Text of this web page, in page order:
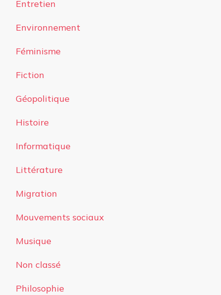
Entretien
Environnement
Féminisme
Fiction
Géopolitique
Histoire
Informatique
Littérature
Migration
Mouvements sociaux
Musique
Non classé
Philosophie